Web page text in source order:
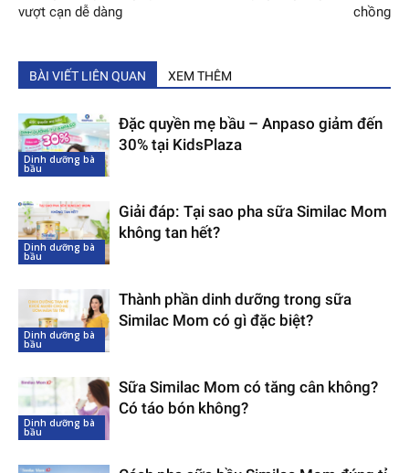
vượt cạn dễ dàng
chồng
BÀI VIẾT LIÊN QUAN XEM THÊM
Dinh dưỡng bà
bầu
Đặc quyền mẹ bầu – Anpaso giảm đến
30% tại KidsPlaza
Dinh dưỡng bà
bầu
Giải đáp: Tại sao pha sữa Similac Mom
không tan hết?
Dinh dưỡng bà
bầu
Thành phần dinh dưỡng trong sữa
Similac Mom có gì đặc biệt?
Dinh dưỡng bà
bầu
Sữa Similac Mom có tăng cân không?
Có táo bón không?